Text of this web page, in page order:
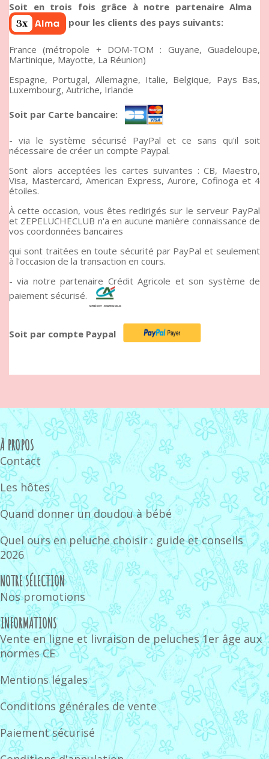
Soit en trois fois grâce à notre partenaire Alma
pour les clients des pays suivants:
France (métropole + DOM-TOM : Guyane, Guadeloupe,
Martinique, Mayotte, La Réunion)
Espagne, Portugal, Allemagne, Italie, Belgique, Pays Bas,
Luxembourg, Autriche, Irlande
Soit par Carte bancaire:
- via le système sécurisé PayPal et ce sans qu'il soit
nécessaire de créer un compte Paypal.
Sont alors acceptées les cartes suivantes : CB, Maestro,
Visa, Mastercard, American Express, Aurore, Cofinoga et 4
étoiles.
À cette occasion, vous êtes redirigés sur le serveur PayPal
et ZEPELUCHECLUB n'a en aucune manière connaissance de
vos coordonnées bancaires
qui sont traitées en toute sécurité par PayPal et seulement
à l'occasion de la transaction en cours.
- via notre partenaire Crédit Agricole et son système de
paiement sécurisé.
Soit par compte Paypal
À PROPOS
Contact
Les hôtes
Quand donner un doudou à bébé
Quel ours en peluche choisir : guide et conseils
2026
NOTRE SÉLECTION
Nos promotions
INFORMATIONS
Vente en ligne et livraison de peluches 1er âge aux
normes CE
Mentions légales
Conditions générales de vente
Paiement sécurisé